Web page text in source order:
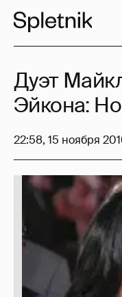
Дуэт
Эйкона:
22:58, 15 ноября